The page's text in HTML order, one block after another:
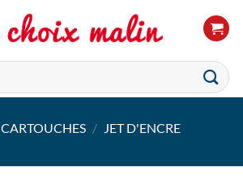
CARTOUCHES / JET D'ENCRE